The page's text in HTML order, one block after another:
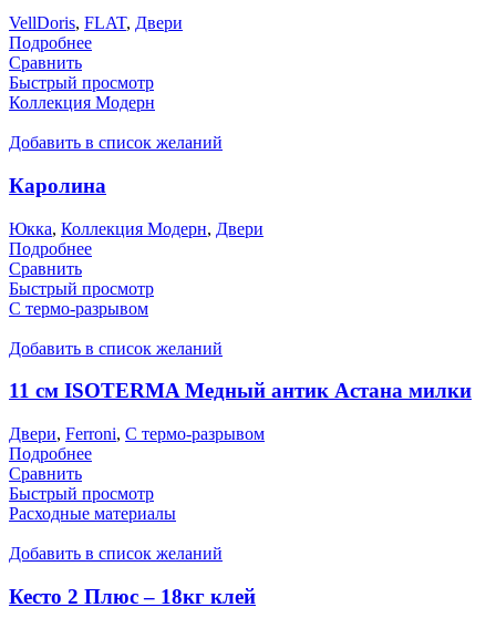
VellDoris, FLAT, Двери
Подробнее
Сравнить
Быстрый просмотр
Коллекция Модерн
Добавить в список желаний
Каролина
Юкка, Коллекция Модерн, Двери
Подробнее
Сравнить
Быстрый просмотр
С термо-разрывом
Добавить в список желаний
11 см ISOTERMA Медный антик Астана милки
Двери, Ferroni, С термо-разрывом
Подробнее
Сравнить
Быстрый просмотр
Расходные материалы
Добавить в список желаний
Кесто 2 Плюс – 18кг клей